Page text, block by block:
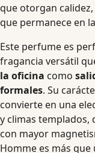
que otorgan
que permanece en
Este perfume es
fragancia versátil
la oficina como
formales. Su
convierte en una
y climas templados,
con mayor
Homme es más